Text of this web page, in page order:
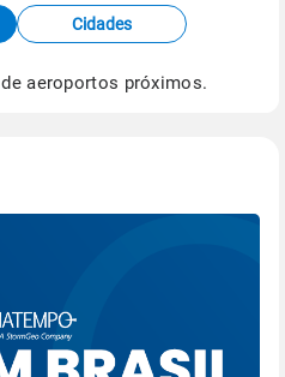
de estações
do Centro de Previsão
(CPTEC).
Cidades
aeroportos próximos.